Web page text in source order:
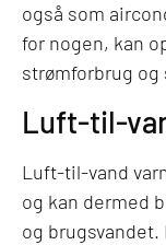
også som
for nogen, kan
strømforbrug og
Luft-til-
Luft-til-vand
og kan dermed
og